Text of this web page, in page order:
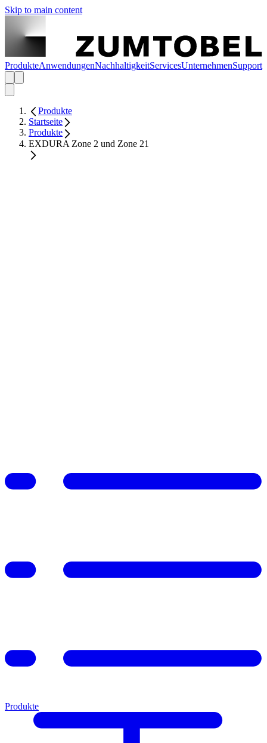
Skip to main content
ProdukteAnwendungenNachhaltigkeitServicesUnternehmenSupport
Produkte
Startseite
Produkte
EXDURA Zone 2 und Zone 21
Produkte